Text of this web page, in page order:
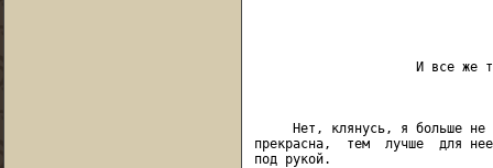
И все же
Нет, клянусь, я больше не
прекрасна,  тем  лучше  для
под рукой.